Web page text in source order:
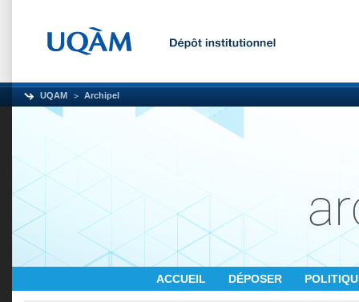
UQAM Archipel
ACCUEIL DÉPOSER